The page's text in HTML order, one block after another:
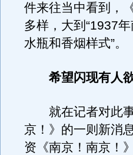
件来往当中看到，
多样，大到“1937
水瓶和香烟样式”。
希望闪现有人
就在记者对此事
京！》的一则新消
资《南京！南京！